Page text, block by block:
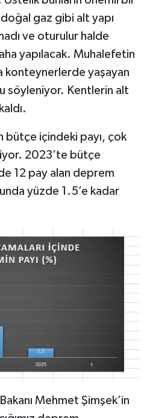
doğal gaz gibi alt yapı
ve oturulur halde
yapılacak. Muhalefetin
konteynerlerde yaşayan
söyleniyor. Kentlerin alt
bütçe içindeki payı, çok
2023’te bütçe
12 pay alan deprem
yüzde 1.5’e kadar
Mehmet Şimşek’in